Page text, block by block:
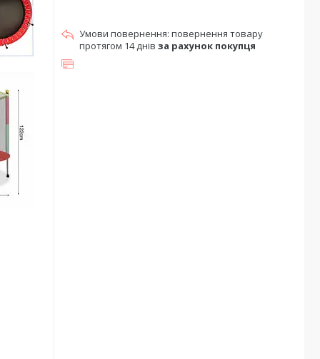
повернення товару
протягом 14 днів за рахунок покупця